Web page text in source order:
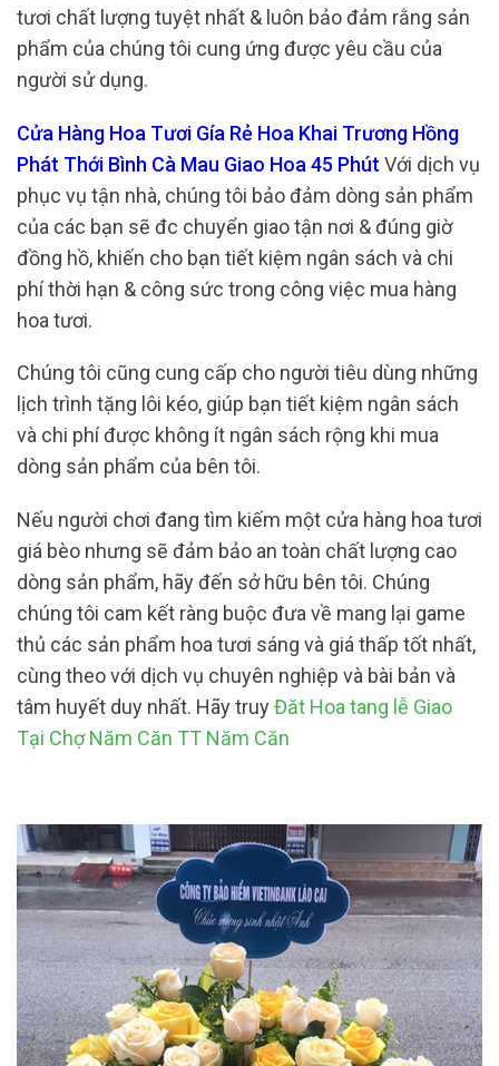
tươi chất lượng tuyệt nhất & luôn bảo đảm rằng sản
phẩm của chúng tôi cung ứng được yêu cầu của
người sử dụng.
Cửa Hàng Hoa Tươi Gía Rẻ Hoa Khai Trương Hồng
Phát Thới Bình Cà Mau Giao Hoa 45 Phút Với dịch vụ
phục vụ tận nhà, chúng tôi bảo đảm dòng sản phẩm
của các bạn sẽ đc chuyển giao tận nơi & đúng giờ
đồng hồ, khiến cho bạn tiết kiệm ngân sách và chi
phí thời hạn & công sức trong công việc mua hàng
hoa tươi.
Chúng tôi cũng cung cấp cho người tiêu dùng những
lịch trình tặng lôi kéo, giúp bạn tiết kiệm ngân sách
và chi phí được không ít ngân sách rộng khi mua
dòng sản phẩm của bên tôi.
Nếu người chơi đang tìm kiếm một cửa hàng hoa tươi
giá bèo nhưng sẽ đảm bảo an toàn chất lượng cao
dòng sản phẩm, hãy đến sở hữu bên tôi. Chúng
chúng tôi cam kết ràng buộc đưa về mang lại game
thủ các sản phẩm hoa tươi sáng và giá thấp tốt nhất,
cùng theo với dịch vụ chuyên nghiệp và bài bản và
tâm huyết duy nhất. Hãy truyĐăt Hoa tang lễ Giao
Tại Chợ Năm Căn TT Năm Căn